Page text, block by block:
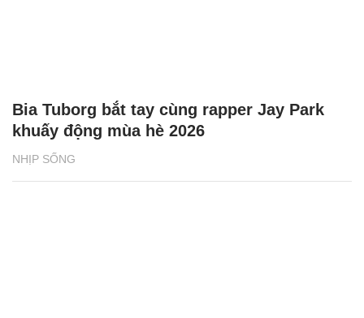
NHỊP SỐNG
Bia Tuborg bắt tay cùng rapper Jay Park
khuấy động mùa hè 2026